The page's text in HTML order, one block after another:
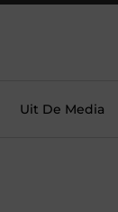
Uit De Media